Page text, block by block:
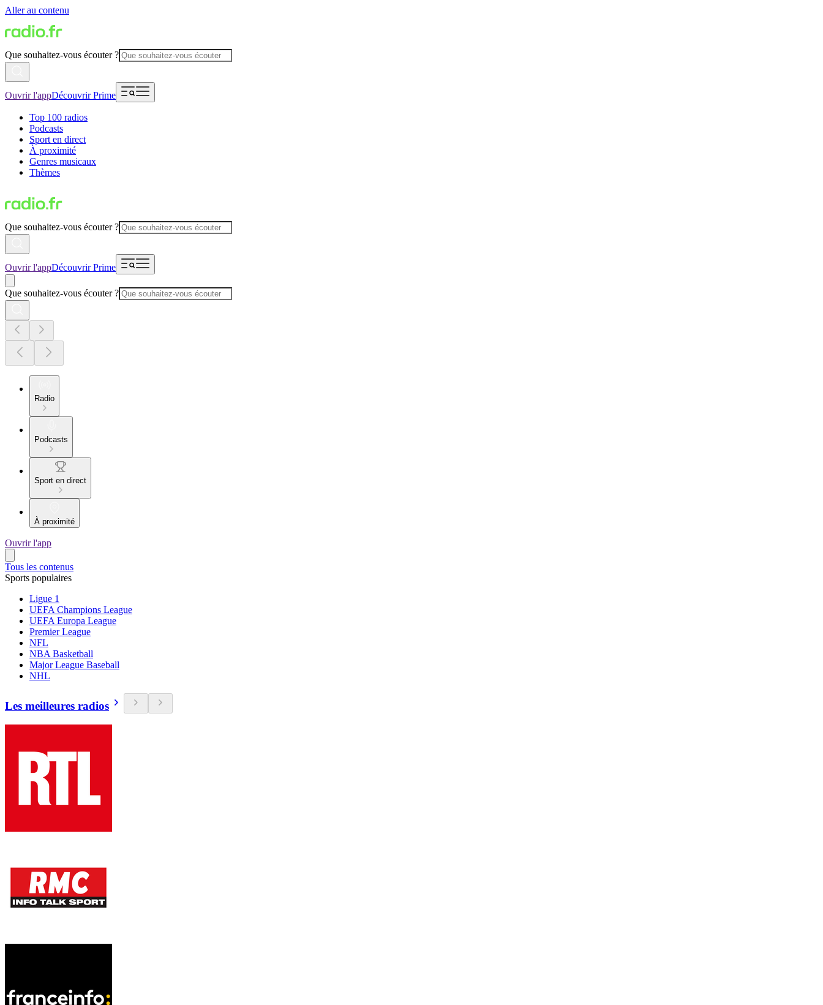
Aller au contenu
Que souhaitez-vous écouter ?
Ouvrir l'appDécouvrir Prime
Top 100 radios
Podcasts
Sport en direct
À proximité
Genres musicaux
Thèmes
Que souhaitez-vous écouter ?
Ouvrir l'appDécouvrir Prime
Que souhaitez-vous écouter ?
Radio
Podcasts
Sport en direct
À proximité
Ouvrir l'app
Tous les contenus
Sports populaires
Ligue 1
UEFA Champions League
UEFA Europa League
Premier League
NFL
NBA Basketball
Major League Baseball
NHL
Les meilleures radios